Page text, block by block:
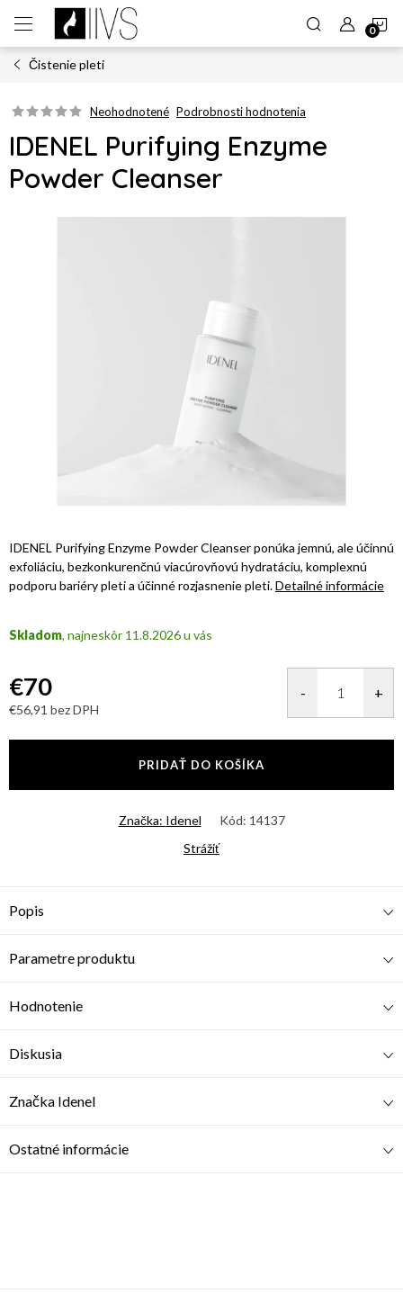
obsah
Čistenie pleti
Neohodnotené Podrobnosti hodnotenia
IDENEL Purifying Enzyme
Powder Cleanser
IDENEL Purifying Enzyme Powder Cleanser ponúka jemnú, ale účinnú
exfoliáciu, bezkonkurenčnú viacúrovňovú hydratáciu, komplexnú
podporu bariéry pleti a účinné rozjasnenie pleti.Detailné informácie
Skladom 11.8.2026
€70
€56,91 bez DPH
PRIDAŤ DO KOŠÍKA
Značka: Idenel Kód: 14137
Strážiť
Popis
Parametre produktu
Hodnotenie
Diskusia
Značka Idenel
Ostatné informácie